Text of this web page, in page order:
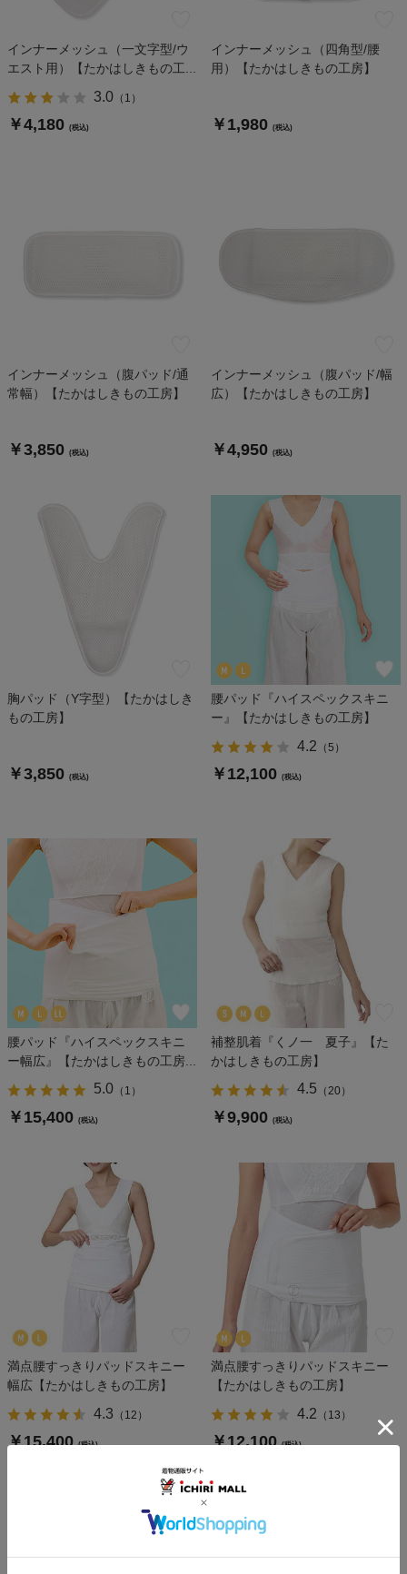
インナーメッシュ（一文字型/ウ
エスト用）【たかはしきもの工...
3.0（ 1 ）
￥4,180 (税込)
インナーメッシュ（四角型/腰
用）【たかはしきもの工房】
￥1,980 (税込)
インナーメッシュ（腹パッド/通
常幅）【たかはしきもの工房】
￥3,850 (税込)
インナーメッシュ（腹パッド/幅
広）【たかはしきもの工房】
￥4,950 (税込)
胸パッド（Y字型）【たかはしき
もの工房】
￥3,850 (税込)
腰パッド『ハイスペックスキニ
ー』【たかはしきもの工房】
4.2 （5 ）
￥12,100 (税込)
腰パッド『ハイスペックスキニ
ー幅広』【たかはしきもの工房...
5.0（ 1 ）
￥15,400 (税込)
補整肌着『くノ一 夏子』【た
かはしきもの工房】
4.5 （ 20 ）
￥9,900 (税込)
満点腰すっきりパッドスキニー
幅広【たかはしきもの工房】
4.3 （ 12 ）
￥15,400(税込)
満点腰すっきりパッドスキニー
【たかはしきもの工房】
4.2 （ 13 ）
￥12,100(税込)